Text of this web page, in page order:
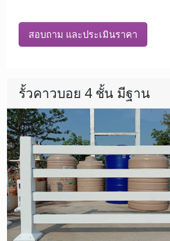
สอบถาม และประเมินราคา
รั้วคาวบอย 4 ชั้น มีฐาน